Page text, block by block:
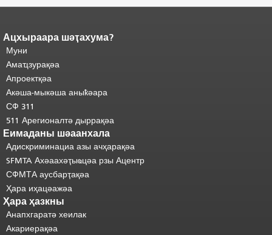
Адаҟьа аҵакы анҵәамҭа.Ари
адаҟьа иаанхаз даҟьацыԥхьаӡа
иқәҵәиаахоит.
шәхынҳәы."
Ацхыраара шәҭахума?
Муни
Амаҵзурақәа
Апроектқәа
Акәша-мыкәша аныҟәара
СФ 311
511 Арегионалтә дыррақәа
Еимаданы шәаанхала
Адискриминациа азы ачҳарақәа
SFMTA Ахәаахәҭыҩцәа рзы Ацентр
СФМТА аусбарҭақәа
Ҳара иҳацәажәа
Ҳара ҳазкны
Анапхгаратә хеилак
Акариерақәа